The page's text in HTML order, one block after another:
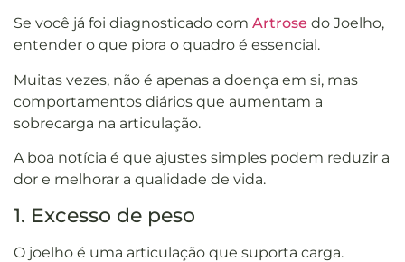
Se você já foi diagnosticado com Artrose do Joelho,
entender o que piora o quadro é essencial.
Muitas vezes, não é apenas a doença em si, mas
comportamentos diários que aumentam a
sobrecarga na articulação.
A boa notícia é que ajustes simples podem reduzir a
dor e melhorar a qualidade de vida.
1. Excesso de peso
O joelho é uma articulação que suporta carga.